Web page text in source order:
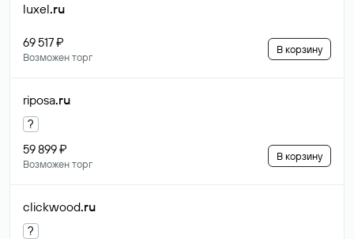
luxel.ru
69 517 ₽
Возможен торг
В корзину
riposa.ru
?
59 899 ₽
Возможен торг
В корзину
clickwood.ru
?